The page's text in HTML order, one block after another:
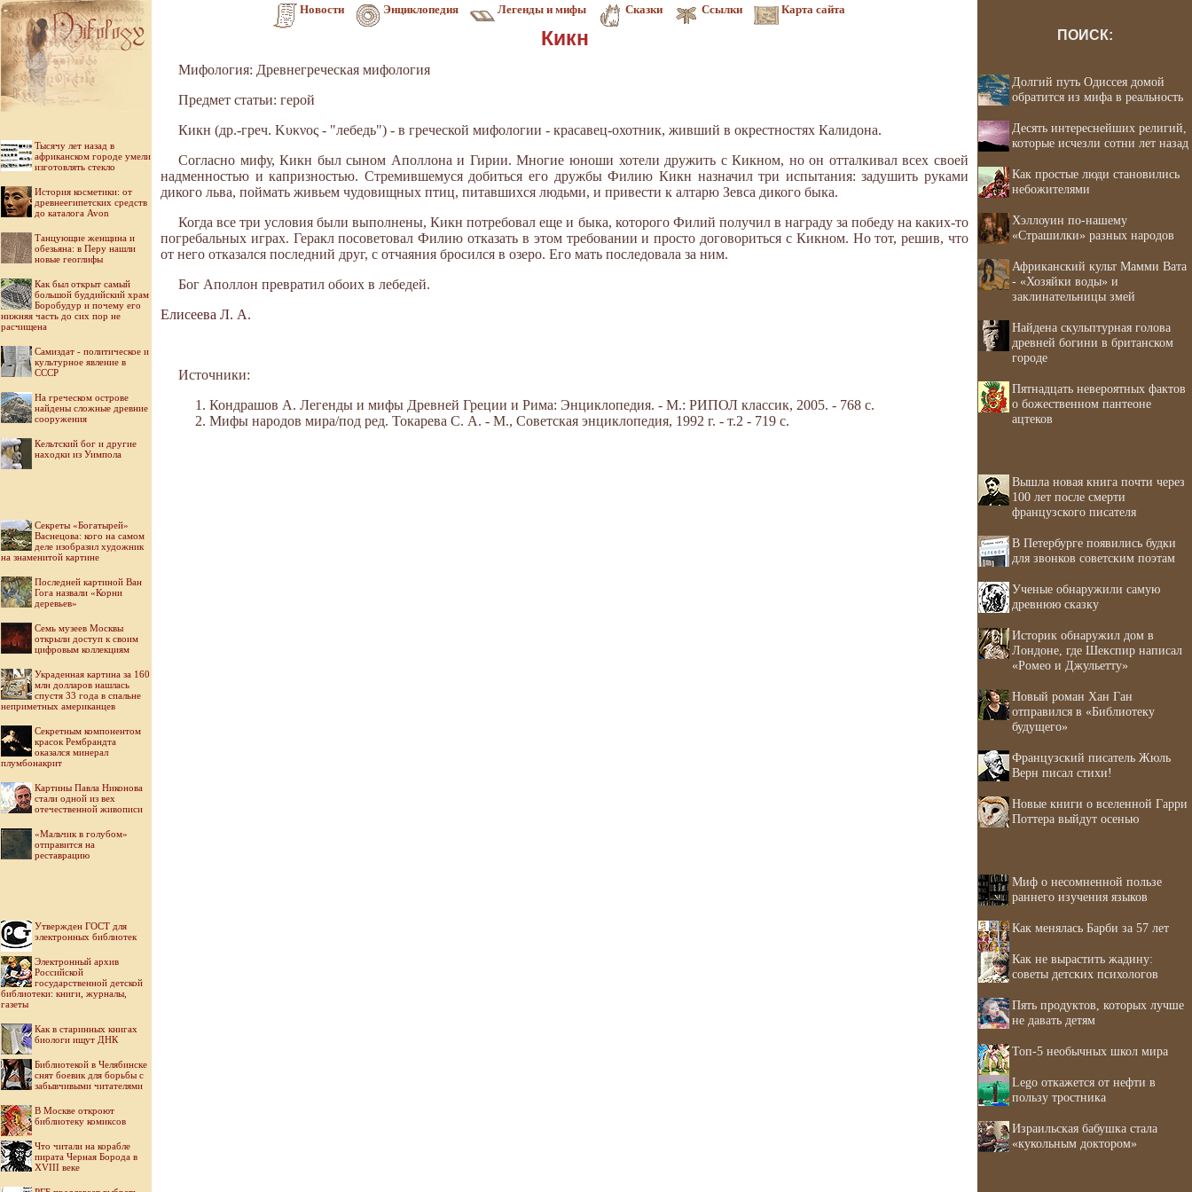
Новости Энциклопедия Легенды и мифы Сказки Ссылки Карта сайта
Тысячу лет назад в
африканском городе умели
изготовлять стекло
История косметики: от
древнеегипетских средств
до каталога Avon
Танцующие женщина и
обезьяна: в Перу нашли
новые геоглифы
Как был открыт самый
большой буддийский храм
Боробудур и почему его
нижняя часть до сих пор не
расчищена
Самиздат - политическое и
культурное явление в
СССР
На греческом острове
найдены сложные древние
сооружения
Кельтский бог и другие
находки из Уимпола
Секреты «Богатырей»
Васнецова: кого на самом
деле изобразил художник
на знаменитой картине
Последней картиной Ван
Гога назвали «Корни
деревьев»
Семь музеев Москвы
открыли доступ к своим
цифровым коллекциям
Украденная картина за 160
млн долларов нашлась
спустя 33 года в спальне
неприметных американцев
Секретным компонентом
красок Рембрандта
оказался минерал
плумбонакрит
Картины Павла Никонова
стали одной из вех
отечественной живописи
«Мальчик в голубом»
отправится на
реставрацию
Утвержден ГОСТ для
электронных библиотек
Электронный архив
Российской
государственной детской
библиотеки: книги, журналы,
газеты
Как в старинных книгах
биологи ищут ДНК
Библиотекой в Челябинске
снят боевик для борьбы с
забывчивыми читателями
В Москве откроют
библиотеку комиксов
Что читали на корабле
пирата Черная Борода в
XVIII веке
Кикн
Мифология: Древнегреческая мифология
Предмет статьи: герой
Кикн (др.-греч. Κυκνος - "лебедь") - в греческой мифологии - красавец-охотник, живший в окрестностях Калидона.
Согласно мифу, Кикн был сыном Аполлона и Гирии. Многие юноши хотели дружить с Кикном, но он отталкивал всех своей
надменностью и капризностью. Стремивше­муся добиться его дружбы Филию Кикн назначил три испытания: за­душить руками
дикого льва, поймать живьем чудовищных птиц, питавшихся людьми, и привести к алтарю Зевса дикого быка.
Когда все три условия были выполнены, Кикн потребовал еще и быка, которого Филий получил в награду за победу на каких-то
погребальных играх. Ге­ракл посоветовал Филию отказать в этом требовании и просто догово­риться с Кикном. Но тот, решив, что
от него отказался последний друг, с отчаяния бросился в озеро. Его мать последовала за ним.
Бог Аполлон превратил обоих в лебедей.
Елисеева Л. А.
Источники:
Кондрашов А. Легенды и мифы Древней Греции и Рима: Энциклопедия. - М.: РИПОЛ классик, 2005. - 768 с.
Мифы народов мира/под ред. Токарева С. А. - М., Советская энциклопедия, 1992 г. - т.2 - 719 с.
ПОИСК:
Долгий путь Одиссея домой
обратится из мифа в реальность
Десять интереснейших религий,
которые исчезли сотни лет назад
Как простые люди становились
небожителями
Хэллоуин по-нашему
«Страшилки» разных народов
Африканский культ Мамми Вата
- «Хозяйки воды» и
заклинательницы змей
Найдена скульптурная голова
древней богини в британском
городе
Пятнадцать невероятных фактов
о божественном пантеоне
ацтеков
Вышла новая книга почти через
100 лет после смерти
французского писателя
В Петербурге появились будки
для звонков советским поэтам
Ученые обнаружили самую
древнюю сказку
Историк обнаружил дом в
Лондоне, где Шекспир написал
«Ромео и Джульетту»
Новый роман Хан Ган
отправился в «Библиотеку
будущего»
Французский писатель Жюль
Верн писал стихи!
Новые книги о вселенной Гарри
Поттера выйдут осенью
Миф о несомненной пользе
раннего изучения языков
Как менялась Барби за 57 лет
Как не вырастить жадину:
советы детских психологов
Пять продуктов, которых лучше
не давать детям
Топ-5 необычных школ мира
Lego откажется от нефти в
пользу тростника
Израильская бабушка стала
«кукольным доктором»